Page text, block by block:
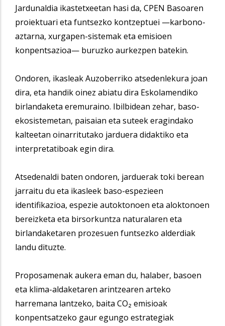
Jardunaldia ikastetxeetan hasi da, CPEN Basoaren
proiektuari eta funtsezko kontzeptuei —karbono-
aztarna, xurgapen-sistemak eta emisioen
konpentsazioa— buruzko aurkezpen batekin.
Ondoren, ikasleak Auzoberriko atsedenlekura joan
dira, eta handik oinez abiatu dira Eskolamendiko
birlandaketa eremuraino. Ibilbidean zehar, baso-
ekosistemetan, paisaian eta suteek eragindako
kalteetan oinarritutako jarduera didaktiko eta
interpretatiboak egin dira.
Atsedenaldi baten ondoren, jarduerak toki berean
jarraitu du eta ikasleek baso-espezieen
identifikazioa, espezie autoktonoen eta aloktonoen
bereizketa eta birsorkuntza naturalaren eta
birlandaketaren prozesuen funtsezko alderdiak
landu dituzte.
Proposamenak aukera eman du, halaber, basoen
eta klima-aldaketaren arintzearen arteko
harremana lantzeko, baita CO₂ emisioak
konpentsatzeko gaur egungo estrategiak